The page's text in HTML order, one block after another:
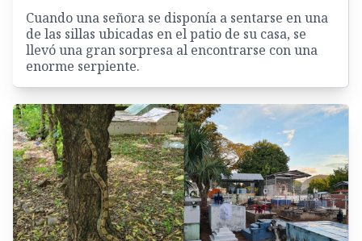
Cuando una señora se disponía a sentarse en una
de las sillas ubicadas en el patio de su casa, se
llevó una gran sorpresa al encontrarse con una
enorme serpiente.